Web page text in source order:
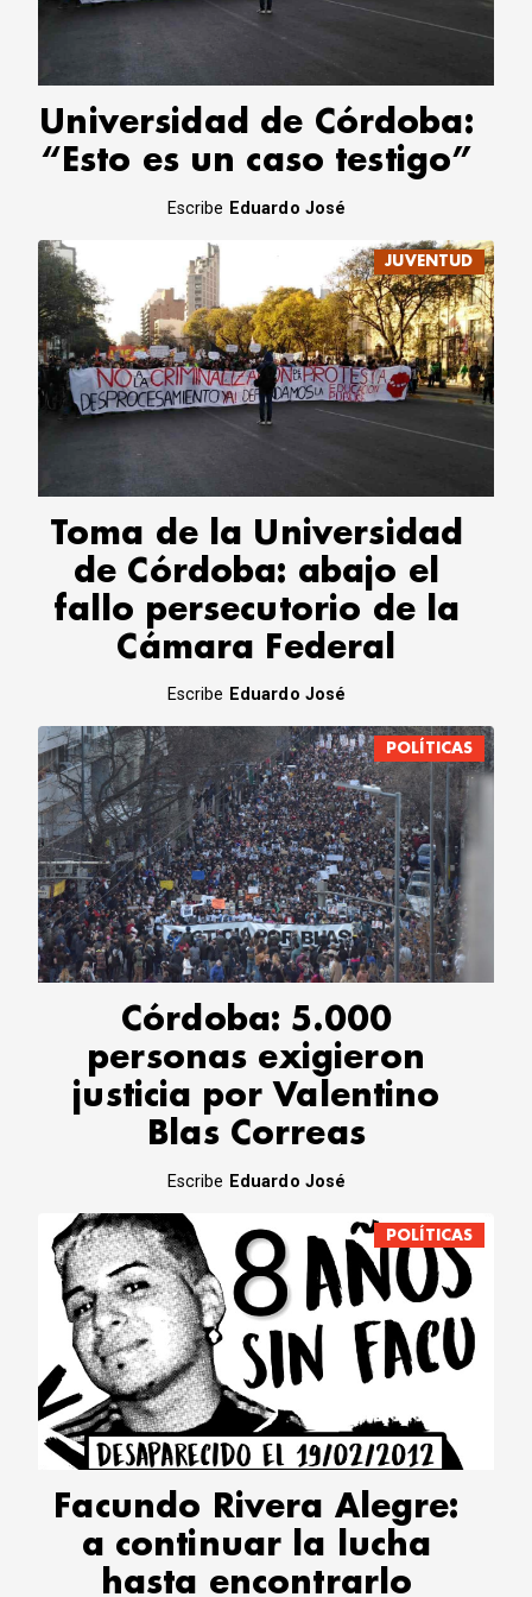
CORREO DE LECTORES
DECLARACIONES
ALTAMIRA RESPONDE
Política Obrera Revista
CONTACTO
Universidad de Córdoba:
“Esto es un caso testigo”
Escribe Eduardo José
JUVENTUD
Toma de la Universidad
de Córdoba: abajo el
fallo persecutorio de la
Cámara Federal
Escribe Eduardo José
POLÍTICAS
Córdoba: 5.000
personas exigieron
justicia por Valentino
Blas Correas
Escribe Eduardo José
POLÍTICAS
Facundo Rivera Alegre:
a continuar la lucha
hasta encontrarlo